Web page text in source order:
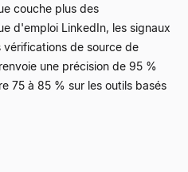
couche plus des
d'emploi LinkedIn, les signaux
de source de
une précision de 95 %
75 à 85 % sur les outils basés